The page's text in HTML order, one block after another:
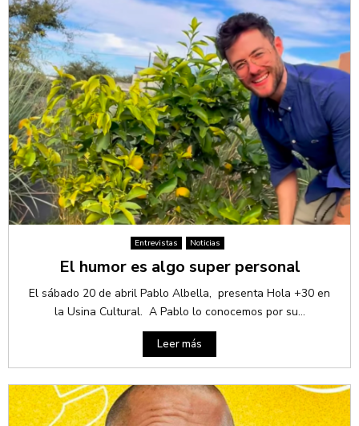
Entrevistas Noticias
El humor es algo super personal
El sábado 20 de abril Pablo Albella, presenta Hola +30 en
la Usina Cultural. A Pablo lo conocemos por su...
Leer más